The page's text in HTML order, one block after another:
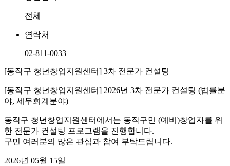
전체
연락처
02-811-0033
[동작구 청년창업지원센터] 3차 전문가 컨설팅
[동작구 청년창업지원센터] 2026년 3차 전문가 컨설팅 (법률분
야, 세무회계분야)
동작구 청년창업지원센터에서는 동작구민 (예비)창업자를 위
한 전문가 컨설팅 프로그램을 진행합니다.
구민 여러분의 많은 관심과 참여 부탁드립니다.
2026년 05월 15일